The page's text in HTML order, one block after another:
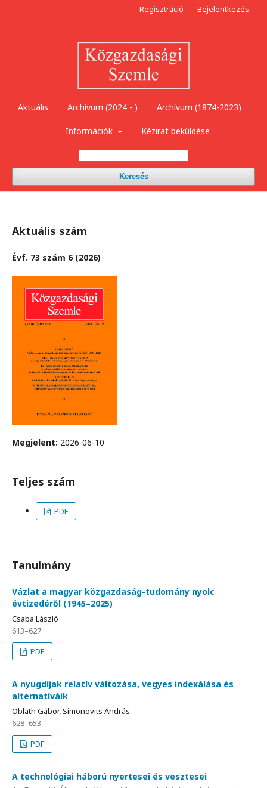
Aktuális Archívum (2024 - ) Archívum (1874-2023)
Információk Kézirat beküldése
Keresés
Regisztráció Bejelentkezés
Aktuális szám
Évf. 73 szám 6 (2026)
Megjelent: 2026-06-10
Teljes szám
PDF
Tanulmány
Vázlat a magyar közgazdaság-tudomány nyolc
évtizedéről (1945–2025)
Csaba László
613–627
PDF
A nyugdíjak relatív változása, vegyes indexálása és
alternatíváik
Oblath Gábor, Simonovits András
628–653
PDF
A technológiai háború nyertesei és vesztesei